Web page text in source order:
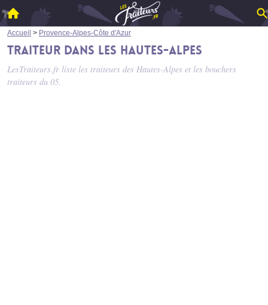
Accueil > Provence-Alpes-Côte d'Azur
Traiteur dans les Hautes-Alpes
LesTraiteurs.fr liste les traiteurs des Hautes-Alpes et les bouchers
traiteurs du 05.